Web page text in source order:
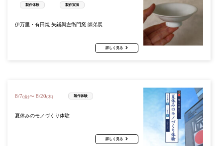
製作体験 製作実演
伊万里・有田焼 矢鋪與左衛門窯 師弟展
詳しく見る
8/7(金)〜 8/20(木) 製作体験
夏休みのモノづくり体験
詳しく見る